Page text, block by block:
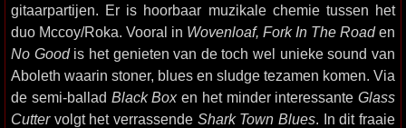
gitaarpartijen. Er is hoorbaar muzikale chemie tussen het
duo Mccoy/Roka. Vooral in Wovenloaf, Fork In The Roaden
No Goodis het genieten van de toch wel unieke sound van
Aboleth waarin stoner, blues en sludge tezamen komen. Via
de semi-ballad Black Boxen het minder interessante Glass
Cuttervolgt het verrassende Shark Town Blues. In dit fraaie